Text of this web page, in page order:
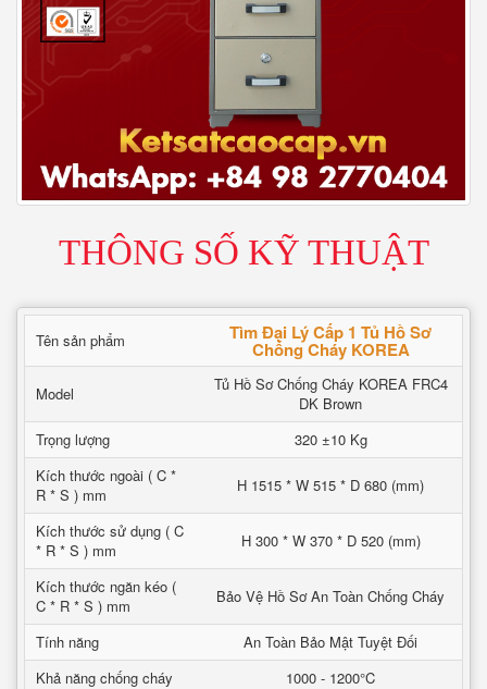
THÔNG SỐ KỸ THUẬT
Tên sản phẩm Tìm Đại Lý Cấp 1 Tủ Hồ Sơ
Chống Cháy KOREA
Model
Tủ Hồ Sơ Chống Cháy KOREA FRC4
DK Brown
Trọng lượng
320 ±10 Kg
Kích thước ngoài ( C *
R * S ) mm
H 1515 * W 515 * D 680 (mm)
Kích thước sử dụng ( C
* R * S ) mm
H 300 * W 370 * D 520 (mm)
Kích thước ngăn kéo (
C * R * S ) mm
Bảo Vệ Hồ Sơ An Toàn Chống Cháy
Tính năng
An Toàn Bảo Mật Tuyệt Đối
Khả năng chống cháy
1000 - 1200°C